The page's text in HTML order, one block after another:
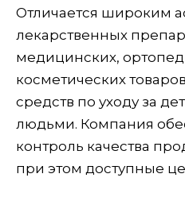
Отличается широким
лекарственных
медицинских,
косметических
средств по уходу за
людьми. Компания
контроль качества
при этом доступные